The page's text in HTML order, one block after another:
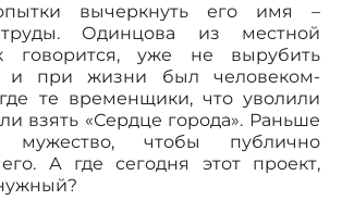
вычеркнуть его имя –
Одинцова из местной
говорится, уже не вырубить
и при жизни был человеком-
те временщики, что уволили
взять «Сердце города». Раньше
мужество, чтобы публично
его. А где сегодня этот проект,